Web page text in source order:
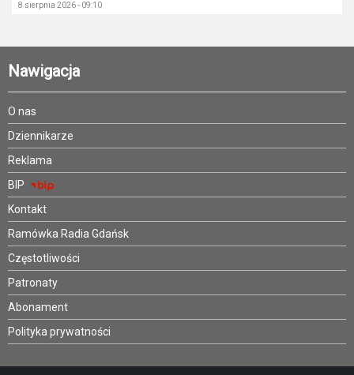
8 sierpnia 2026 - 09:10
Nawigacja
O nas
Dziennikarze
Reklama
BIP
Kontakt
Ramówka Radia Gdańsk
Częstotliwości
Patronaty
Abonament
Polityka prywatności